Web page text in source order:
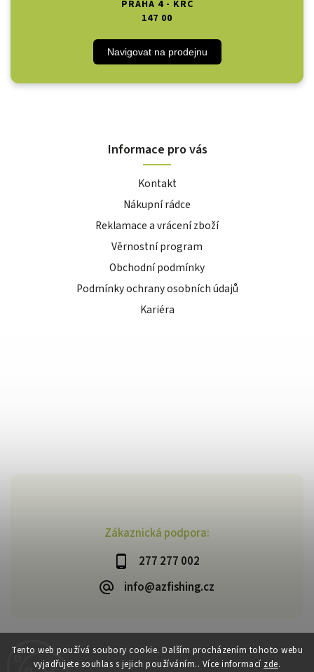
Tento web používá soubory cookie. Dalším procházením tohoto webu
vyjadřujete souhlas s jejich používáním.. Více informací zde.
Zákaznická podpora:
277 277 002
info@azfishing.cz
PRAHA 4 - KRČ
147 00
Navigovat na prodejnu
Informace pro vás
Kontakt
Nákupní rádce
Reklamace a vrácení zboží
Věrnostní program
Obchodní podmínky
Podmínky ochrany osobních údajů
Kariéra
Copyright 2026AzFishing.cz. Všechna práva vyhrazena.